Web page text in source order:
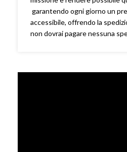
garantendo ogni giorno un
accessibile, offrendo la
non dovrai pagare nessuna